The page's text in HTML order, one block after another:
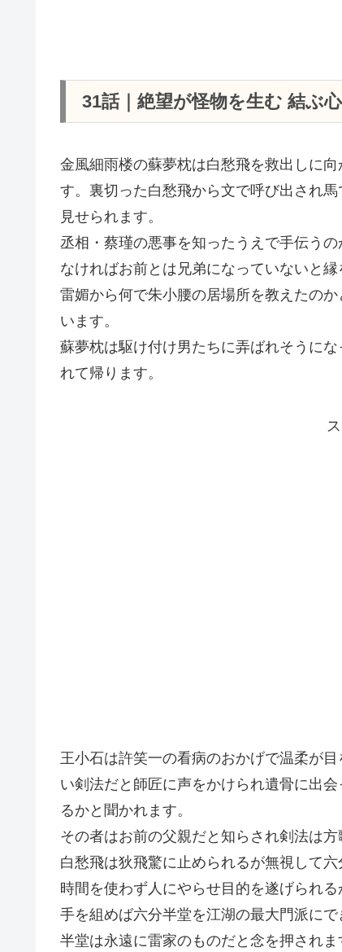
31話｜絶望が怪物を生む 結ぶ
金風細雨楼の蘇夢枕は白愁飛を救出しに
す。裏切った白愁飛から文で呼び出され
見せられます。
丞相・蔡瑾の悪事を知ったうえで手伝う
なければお前とは兄弟になっていないと縁
雷媚から何で朱小腰の居場所を教えたの
います。
蘇夢枕は駆け付け男たちに弄ばれそうに
れて帰ります。
王小石は許笑一の看病のおかげで温柔が
い剣法だと師匠に声をかけられ遺骨に出
るかと聞かれます。
その者はお前の父親だと知らされ剣法は
白愁飛は狄飛驚に止められるが無視して
時間を使わず人にやらせ目的を遂げられ
手を組めば六分半堂を江湖の最大門派に
半堂は永遠に雷家のものだと念を押されま